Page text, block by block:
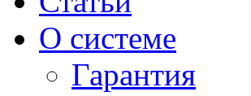
О системе
Гарантия